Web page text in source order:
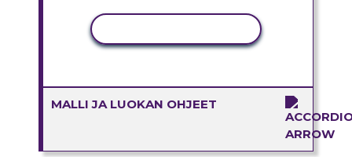
MALLI JA LUOKAN OHJEET